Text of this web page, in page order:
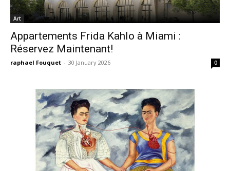
Art
Appartements Frida Kahlo à Miami :
Réservez Maintenant!
raphael Fouquet - 30 January 2026 0